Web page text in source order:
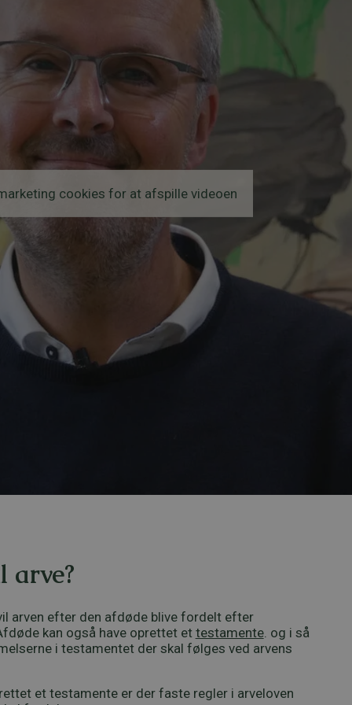
cookies for at afspille videoen
arve?
arven efter den afdøde blive fordelt efter
kan også have oprettet et testamente. og i så
i testamentet der skal følges ved arvens
et testamente er der faste regler i arveloven